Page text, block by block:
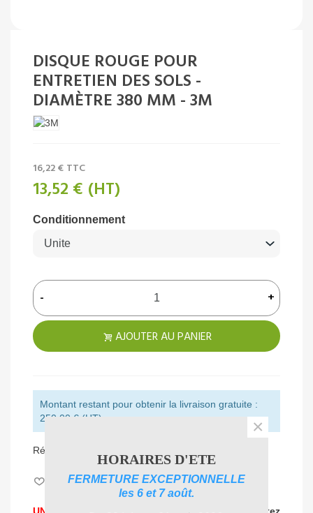
DISQUE ROUGE POUR
ENTRETIEN DES SOLS -
DIAMÈTRE 380 MM - 3M
16,22 € TTC
13,52 € (HT)
Conditionnement
- +
AJOUTER AU PANIER
Montant restant pour obtenir la livraison gratuite :
250,00 € (HT)
Référence:
Aimer 0
UNE PROBLEMATIQUE DE NETTOYAGE ?
Contactez
HORAIRES D'ETE
FERMETURE EXCEPTIONNELLE
les 6 et 7 août.
×